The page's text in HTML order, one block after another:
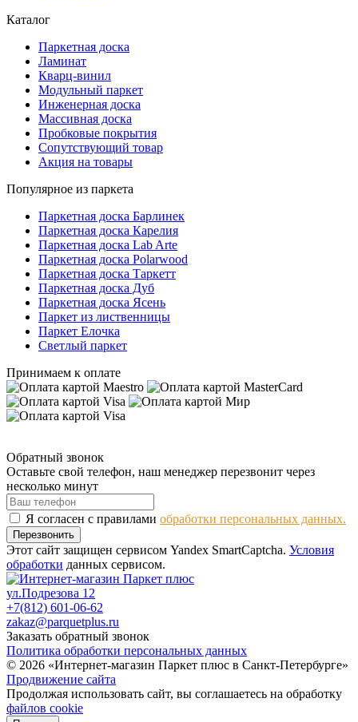
Каталог
Паркетная доска
Ламинат
Кварц-винил
Модульный паркет
Инженерная доска
Массивная доска
Пробковые покрытия
Сопутствующий товар
Акция на товары
Популярное из паркета
Паркетная доска Барлинек
Паркетная доска Карелия
Паркетная доска Lab Arte
Паркетная доска Polarwood
Паркетная доска Таркетт
Паркетная доска Дуб
Паркетная доска Ясень
Паркет из лиственницы
Паркет Елочка
Светлый паркет
Принимаем к оплате
Обратный звонок
Оставьте свой телефон, наш менеджер перезвонит через
несколько минут
Я согласен с правилами обработки персональных данных.
Перезвонить
Этот сайт защищен сервисом Yandex SmartCaptcha. Условия
обработки данных сервисом.
ул.Подрезова 12
+7(812) 601-06-62
zakaz@parquetplus.ru
Заказать обратный звонок
Политика обработки персональных данных
© 2026 «Интернет-магазин Паркет плюс в Санкт-Петербурге»
Продвижение сайта
Продолжая использовать сайт, вы соглашаетесь на обработку
файлов cookie